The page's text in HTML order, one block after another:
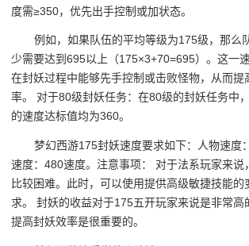
度需≥350，优先出手控制或加状态。
例如，如果队伍的平均等级为175级，那么
少需要达到695以上（175×3+70=695）。这一
在封妖过程中能够先手控制或击败怪物，从而提
率。 对于80级封妖任务：在80级的封妖任务中
的速度达标值均为360。
梦幻西游175封妖速度要求如下：人物速度
速度：480速度。注意事项： 对于法系玩家来说
比较困难。此时，可以使用提供高级敏捷技能
求。 封妖的收益对于175五开玩家来说是非常高
提高封妖效率是很重要的。